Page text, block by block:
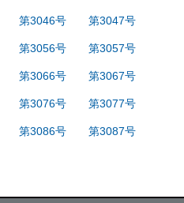
第3046号 第3047号
第3056号 第3057号
第3066号 第3067号
第3076号 第3077号
第3086号 第3087号